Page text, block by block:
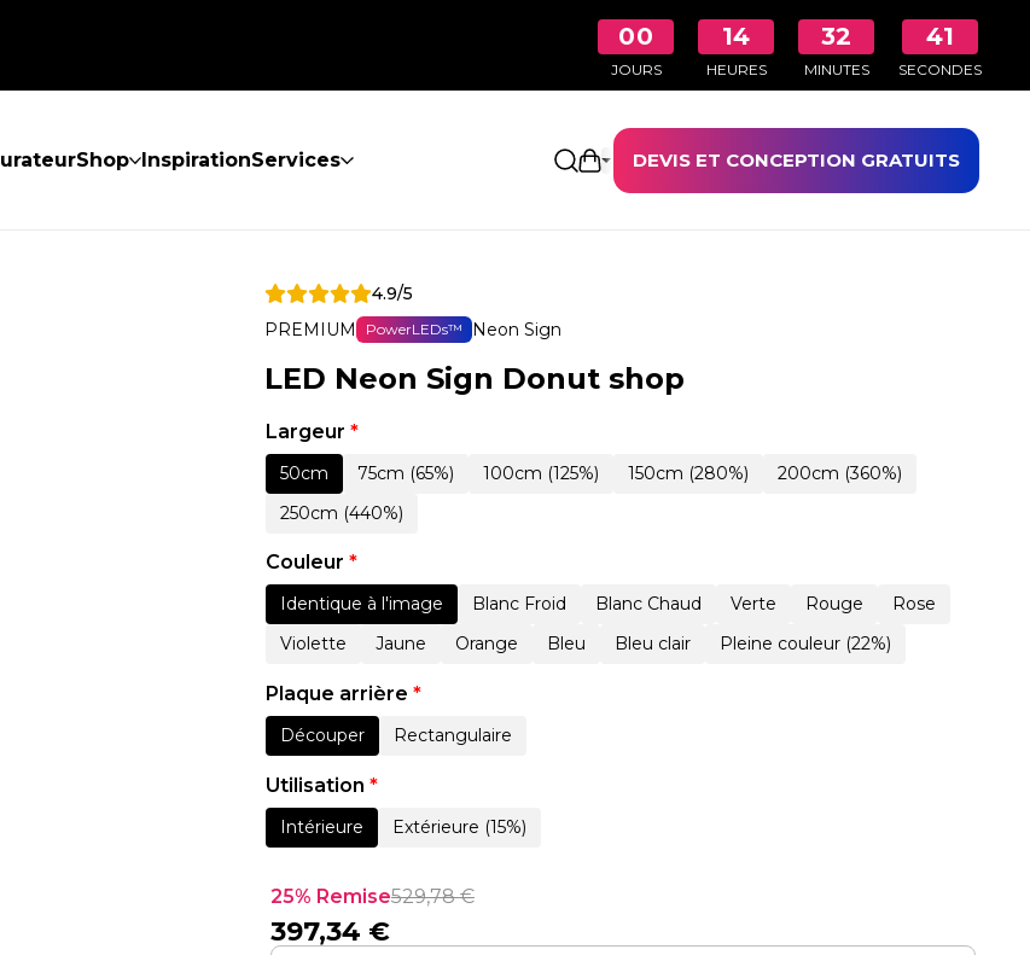
00
JOURS
14
HEURES
32
MINUTES
40
SECONDES
Shop InspirationServices Ouvrir le panier
DEVIS ET CONCEPTION GRATUITS
4.9/5
PREMIUM
PowerLEDs™ Neon Sign
LED Neon Sign Donut shop
Largeur *
50cm 75cm (65%) 100cm (125%) 150cm (280%)
200cm (360%)
250cm (440%)
Couleur *
Identique à l'image Blanc Froid Blanc Chaud Verte Rouge
Rose
Violette
Jaune Orange Bleu Bleu clair Pleine couleur (22%)
Plaque arrière *
Découper Rectangulaire
Utilisation *
Intérieure Extérieure (15%)
25% Remise529,78€
397,34 €